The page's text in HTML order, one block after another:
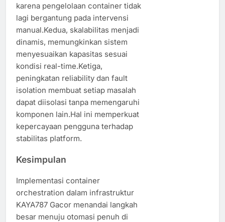
karena pengelolaan container tidak
lagi bergantung pada intervensi
manual.Kedua, skalabilitas menjadi
dinamis, memungkinkan sistem
menyesuaikan kapasitas sesuai
kondisi real-time.Ketiga,
peningkatan reliability dan fault
isolation membuat setiap masalah
dapat diisolasi tanpa memengaruhi
komponen lain.Hal ini memperkuat
kepercayaan pengguna terhadap
stabilitas platform.
Kesimpulan
Implementasi container
orchestration dalam infrastruktur
KAYA787 Gacor menandai langkah
besar menuju otomasi penuh di